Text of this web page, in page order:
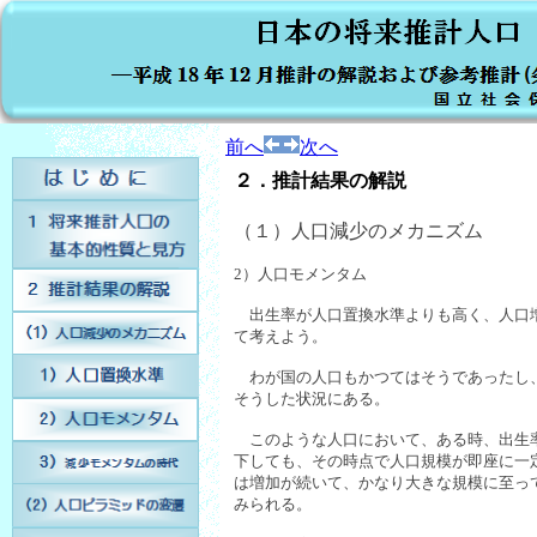
前へ
次へ
２．推計結果の解説
（１）人口減少のメカニズム
2）人口モメンタム
出生率が人口置換水準よりも高く、人口
て考えよう。
わが国の人口もかつてはそうであったし
そうした状況にある。
このような人口において、ある時、出生
下しても、その時点で人口規模が即座に
は増加が続いて、かなり大きな規模に至
みられる。